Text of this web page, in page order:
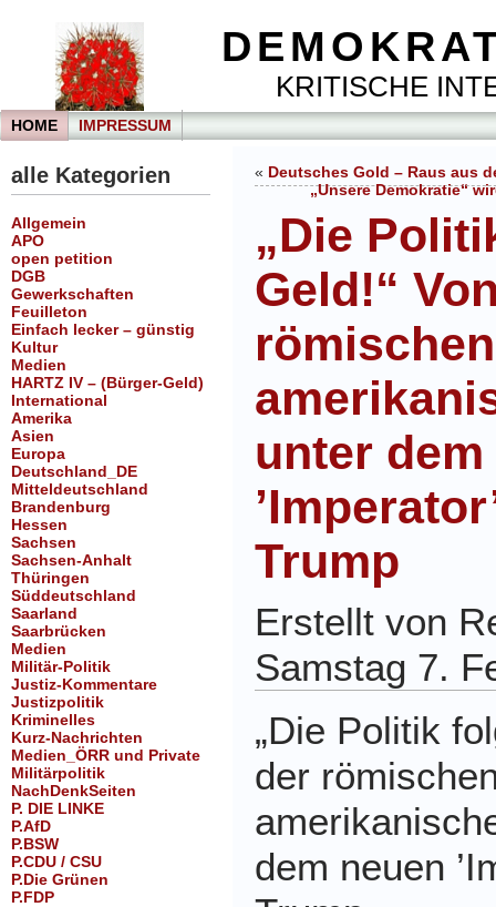
KRITISCHE
HOME IMPRESSUM
alle Kategorien
Allgemein
APO
open petition
DGB
Gewerkschaften
Feuilleton
Einfach lecker – günstig
Kultur
Medien
HARTZ IV – (Bürger-Geld)
International
Amerika
Asien
Europa
Deutschland_DE
Mitteldeutschland
Brandenburg
Hessen
Sachsen
Sachsen-Anhalt
Thüringen
Süddeutschland
Saarland
Saarbrücken
Medien
Militär-Politik
Justiz-Kommentare
Justizpolitik
Kriminelles
Kurz-Nachrichten
Medien_ÖRR und Private
Militärpolitik
NachDenkSeiten
P. DIE LINKE
P.AfD
P.BSW
P.CDU / CSU
P.Die Grünen
P.FDP
« Deutsches Gold – Raus aus
„Unsere Demokratie“
„Die
Geld!“
unter
Trump
Erstellt von
Samstag 7.
„Die Politik
der
dem neuen